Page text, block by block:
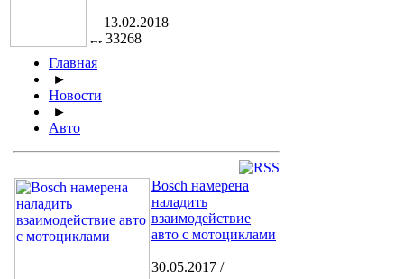
13.02.2018
33268
Главная
►
Новости
►
Авто
Bosch намерена
наладить
взаимодействие
авто с мотоциклами
30.05.2017 /